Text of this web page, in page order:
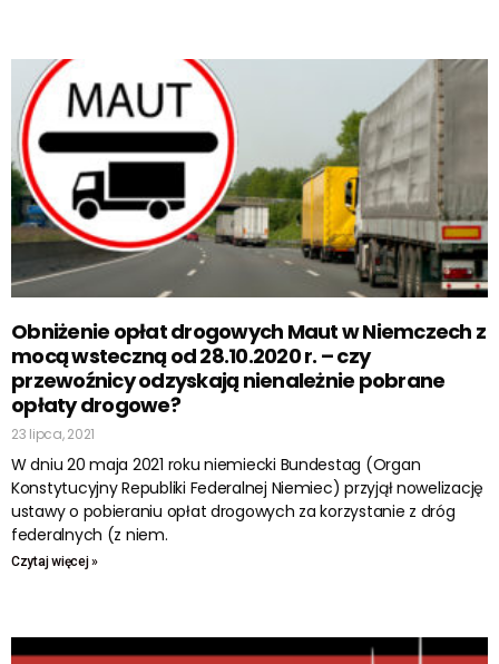
Obniżenie opłat drogowych Maut w Niemczech z
mocą wsteczną od 28.10.2020 r. – czy
przewoźnicy odzyskają nienależnie pobrane
opłaty drogowe?
23 lipca, 2021
W dniu 20 maja 2021 roku niemiecki Bundestag (Organ
Konstytucyjny Republiki Federalnej Niemiec) przyjął nowelizację
ustawy o pobieraniu opłat drogowych za korzystanie z dróg
federalnych (z niem.
Czytaj więcej »